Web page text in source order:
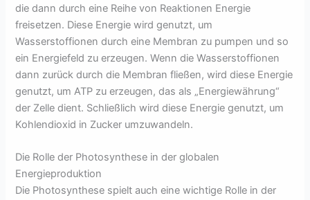
die dann durch eine Reihe von Reaktionen Energie
freisetzen. Diese Energie wird genutzt, um
Wasserstoffionen durch eine Membran zu pumpen und so
ein Energiefeld zu erzeugen. Wenn die Wasserstoffionen
dann zurück durch die Membran fließen, wird diese Energie
genutzt, um ATP zu erzeugen, das als „Energiewährung“
der Zelle dient. Schließlich wird diese Energie genutzt, um
Kohlendioxid in Zucker umzuwandeln.
Die Rolle der Photosynthese in der globalen
Energieproduktion
Die Photosynthese spielt auch eine wichtige Rolle in der